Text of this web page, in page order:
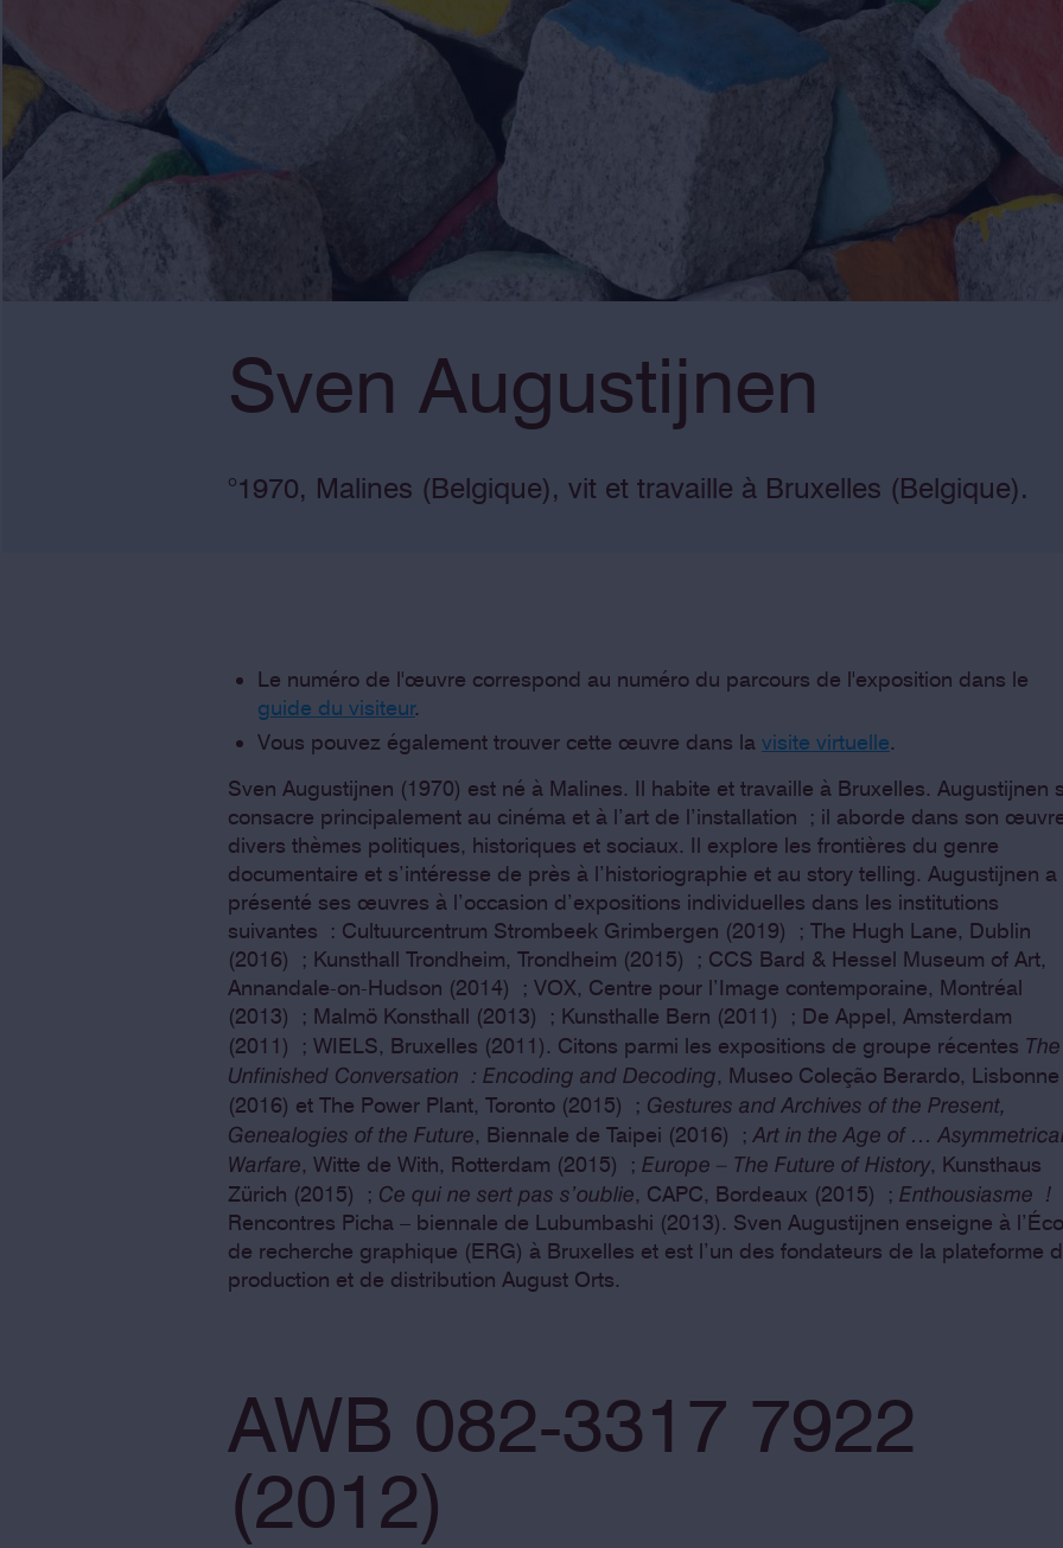
Sven Augustijnen
°1970, Malines (Belgique), vit et travaille à Bruxelles (Belgique).
Le numéro de l'œuvre correspond au numéro du parcours de l'exposition dans le
guide du visiteur.
Vous pouvez également trouver cette œuvre dans la visite virtuelle.
Sven Augustijnen (1970) est né à Malines. Il habite et travaille à Bruxelles. Augustijnen
consacre principalement au cinéma et à l’art de l’installation ; il aborde dans son
divers thèmes politiques, historiques et sociaux. Il explore les frontières du genre
documentaire et s’intéresse de près à l’historiographie et au story telling. Augustijnen a
présenté ses œuvres à l’occasion d’expositions individuelles dans les institutions
suivantes : Cultuurcentrum Strombeek Grimbergen (2019) ; The Hugh Lane, Dublin
(2016) ; Kunsthall Trondheim, Trondheim (2015) ; CCS Bard & Hessel Museum of Art,
Annandale-on-Hudson (2014) ; VOX, Centre pour l’Image contemporaine, Montréal
(2013) ; Malmö Konsthall (2013) ; Kunsthalle Bern (2011) ; De Appel, Amsterdam
(2011) ; WIELS, Bruxelles (2011). Citons parmi les expositions de groupe récentes The
Unfinished Conversation : Encoding and Decoding, Museo Coleção Berardo, Lisbonne
(2016) et The Power Plant, Toronto (2015) ; Gestures and Archives of the Present,
Genealogies of the Future, Biennale de Taipei (2016) ;Art in the Age of …
Warfare, Witte de With, Rotterdam (2015) ; Europe – The Future of History, Kunsthaus
Zürich (2015) ; Ce qui ne sert pas s’oublie, CAPC, Bordeaux (2015) ; Enthousiasme !
Rencontres Picha – biennale de Lubumbashi (2013). Sven Augustijnen enseigne à
de recherche graphique (ERG) à Bruxelles et est l’un des fondateurs de la plateforme
production et de distribution August Orts.
AWB 082-3317 7922
(2012)